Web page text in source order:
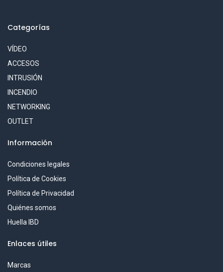
Categorías
VÍDEO
ACCESOS
INTRUSIÓN
INCENDIO
NETWORKING
OUTLET
Información
Condiciones legales
Política de Cookies
Política de Privacidad
Quiénes somos
Huella IBD
Enlaces útiles
Marcas